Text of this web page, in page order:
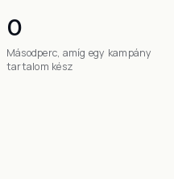
0
Másodperc, amíg egy kampány
tartalom kész